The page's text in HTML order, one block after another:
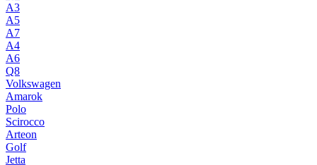
A3
A5
A7
A4
A6
Q8
Volkswagen
Amarok
Polo
Scirocco
Arteon
Golf
Jetta